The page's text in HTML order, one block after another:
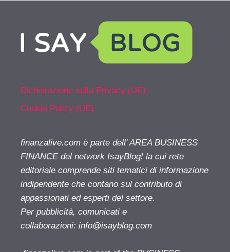
Dichiarazione sulla Privacy (UE)
Cookie Policy (UE)
finanzalive.com è parte dell' AREA BUSINESS
FINANCE del network IsayBlog! la cui rete
editoriale comprende siti tematici di informazione
indipendente che contano sul contributo di
appassionati ed esperti del settore.
Per pubblicità, comunicati e
collaborazioni: info@isayblog.com